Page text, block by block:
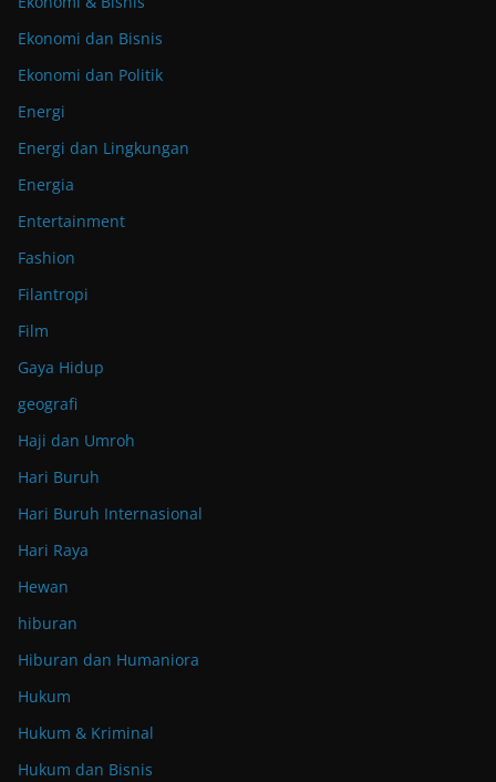
Ekonomi dan Bisnis
Ekonomi dan Politik
Energi
Energi dan Lingkungan
Energia
Entertainment
Fashion
Filantropi
Film
Gaya Hidup
geografi
Haji dan Umroh
Hari Buruh
Hari Buruh Internasional
Hari Raya
Hewan
hiburan
Hiburan dan Humaniora
Hukum
Hukum & Kriminal
Hukum dan Bisnis